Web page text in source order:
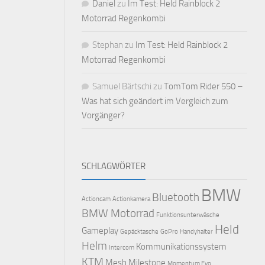
Daniel zu Im Test: Held Rainblock 2
Motorrad Regenkombi
Stephan zu Im Test: Held Rainblock 2
Motorrad Regenkombi
Samuel Bärtschi zu TomTom Rider 550 –
Was hat sich geändert im Vergleich zum
Vorgänger?
SCHLAGWÖRTER
Actioncam Actionkamera Bluetooth BMW
BMW Motorrad Funktionsunterwäsche
Gameplay Gepäcktasche GoPro Handyhalter Held
Helm Intercom Kommunikationssystem
KTM Mesh Milestone